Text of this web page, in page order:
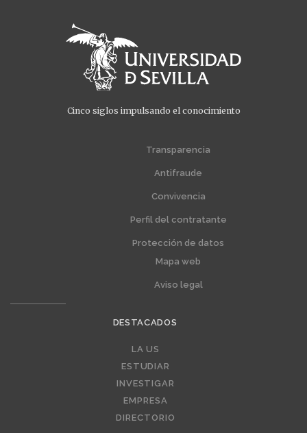
Cinco siglos impulsando el conocimiento
Transparencia
Antifraude
Convivencia
Perfil del contratante
Protección de datos
Mapa web
Aviso legal
DESTACADOS
LA US
ESTUDIAR
INVESTIGAR
EMPRESA
DIRECTORIO